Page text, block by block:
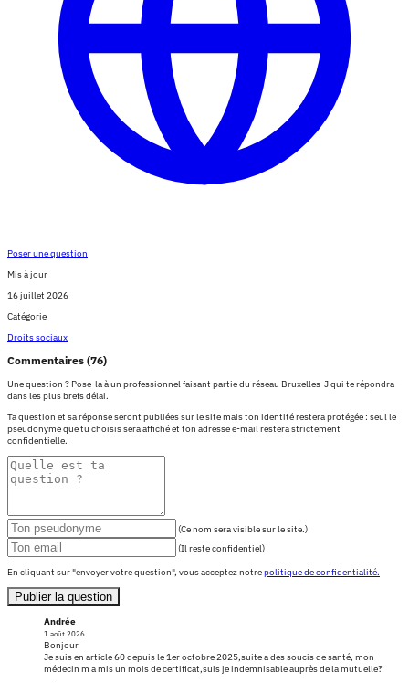
Poser une question
Mis à jour
16 juillet 2026
Catégorie
Droits sociaux
Commentaires (76)
Une question ? Pose-la à un professionnel faisant partie du réseau Bruxelles-J qui te répondra
dans les plus brefs délai.
Ta question et sa réponse seront publiées sur le site mais ton identité restera protégée : seul le
pseudonyme que tu choisis sera affiché et ton adresse e-mail restera strictement
confidentielle.
(Ce nom sera visible sur le site.)
(Il reste confidentiel)
En cliquant sur "envoyer votre question", vous acceptez notrepolitique de confidentialité.
Publier la question
Andrée
1 août 2026
Bonjour
Je suis en article 60 depuis le 1er octobre 2025,suite a des soucis de santé, mon
médecin m a mis un mois de certificat,suis je indemnisable auprès de la mutuelle?